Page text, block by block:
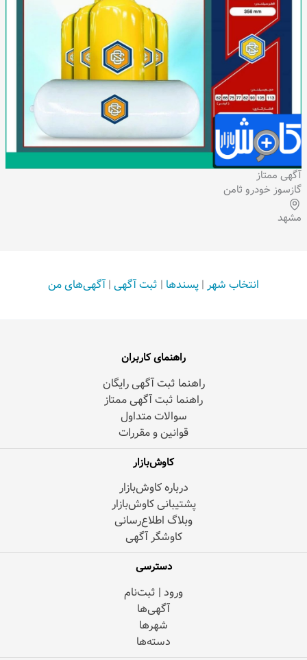
آگهی ممتاز
گازسوز خودرو ثامن
مشهد
انتخاب شهر | پسندها | ثبت آگهی | آگهی‌های من
راهنمای کاربران
راهنما ثبت آگهی رایگان
راهنما ثبت آگهی ممتاز
سوالات متداول
قوانین و مقررات
کاوش‌بازار
درباره کاوش‌بازار
پشتیبانی کاوش‌بازار
وبلاگ اطلاع‌رسانی
کاوشگر آگهی
دسترسی
ورود | ثبت‌نام
آگهی‌ها
شهرها
دسته‌ها